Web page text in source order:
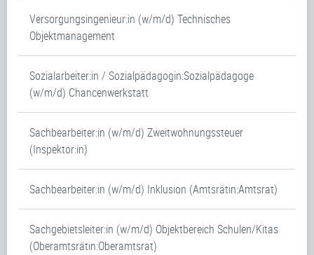
Versorgungsingenieur:in (w/m/d) Technisches
Objektmanagement
Sozialarbeiter:in / Sozialpädagogin:Sozialpädagoge
(w/m/d) Chancenwerkstatt
Sachbearbeiter:in (w/m/d) Zweitwohnungssteuer
(Inspektor:in)
Sachbearbeiter:in (w/m/d) Inklusion (Amtsrätin:Amtsrat)
Sachgebietsleiter:in (w/m/d) Objektbereich Schulen/Kitas
(Oberamtsrätin:Oberamtsrat)